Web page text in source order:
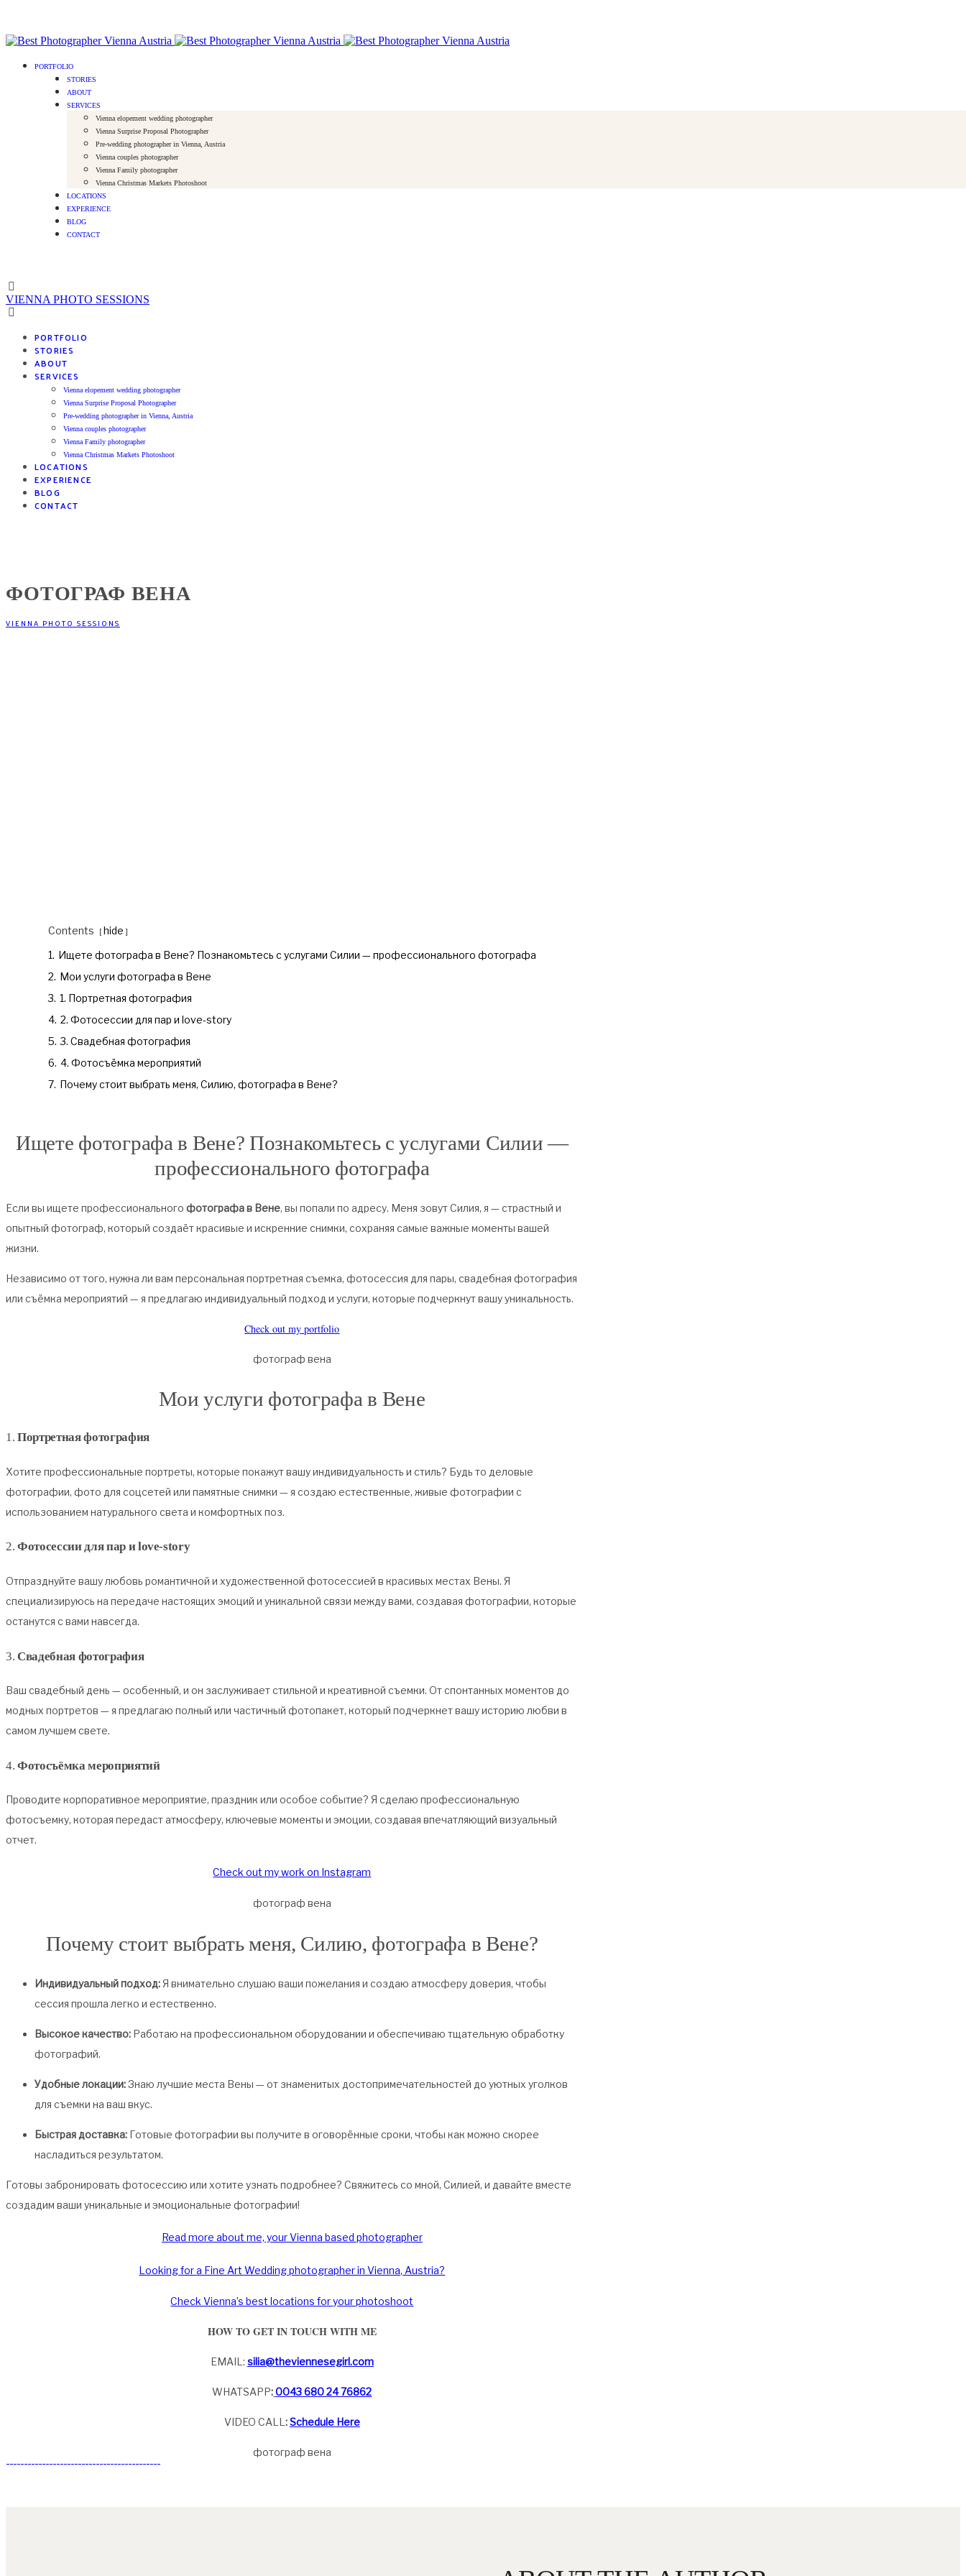
PORTFOLIO
STORIES
ABOUT
SERVICES
Vienna elopement wedding photographer
Vienna Surprise Proposal Photographer
Pre-wedding photographer in Vienna, Austria
Vienna couples photographer
Vienna Family photographer
Vienna Christmas Markets Photoshoot
LOCATIONS
EXPERIENCE
BLOG
CONTACT
VIENNA PHOTO SESSIONS
PORTFOLIO
STORIES
ABOUT
SERVICES
Vienna elopement wedding photographer
Vienna Surprise Proposal Photographer
Pre-wedding photographer in Vienna, Austria
Vienna couples photographer
Vienna Family photographer
Vienna Christmas Markets Photoshoot
LOCATIONS
EXPERIENCE
BLOG
CONTACT
ФОТОГРАФ ВЕНА
VIENNA PHOTO SESSIONS
Contents
hide
1. Ищете фотографа в Вене? Познакомьтесь с услугами Силии — профессионального фотографа
2. Мои услуги фотографа в Вене
3. 1. Портретная фотография
4. 2. Фотосессии для пар и love-story
5. 3. Свадебная фотография
6. 4. Фотосъёмка мероприятий
7. Почему стоит выбрать меня, Силию, фотографа в Вене?
Ищете фотографа в Вене? Познакомьтесь с услугами Силии —
профессионального фотографа
Если вы ищете профессионального фотографа в Вене, вы попали по адресу. Меня зовут Силия, я — страстный и
опытный фотограф, который создаёт красивые и искренние снимки, сохраняя самые важные моменты вашей
жизни.
Независимо от того, нужна ли вам персональная портретная съемка, фотосессия для пары, свадебная фотография
или съёмка мероприятий — я предлагаю индивидуальный подход и услуги, которые подчеркнут вашу уникальность.
Check out my portfolio
фотограф вена
Мои услуги фотографа в Вене
1. Портретная фотография
Хотите профессиональные портреты, которые покажут вашу индивидуальность и стиль? Будь то деловые
фотографии, фото для соцсетей или памятные снимки — я создаю естественные, живые фотографии с
использованием натурального света и комфортных поз.
2. Фотосессии для пар и love-story
Отпразднуйте вашу любовь романтичной и художественной фотосессией в красивых местах Вены. Я
специализируюсь на передаче настоящих эмоций и уникальной связи между вами, создавая фотографии, которые
останутся с вами навсегда.
3. Свадебная фотография
Ваш свадебный день — особенный, и он заслуживает стильной и креативной съемки. От спонтанных моментов до
модных портретов — я предлагаю полный или частичный фотопакет, который подчеркнет вашу историю любви в
самом лучшем свете.
4. Фотосъёмка мероприятий
Проводите корпоративное мероприятие, праздник или особое событие? Я сделаю профессиональную
фотосъемку, которая передаст атмосферу, ключевые моменты и эмоции, создавая впечатляющий визуальный
отчет.
Check out my work on Instagram
фотограф вена
Почему стоит выбрать меня, Силию, фотографа в Вене?
Индивидуальный подход: Я внимательно слушаю ваши пожелания и создаю атмосферу доверия, чтобы
сессия прошла легко и естественно.
Высокое качество: Работаю на профессиональном оборудовании и обеспечиваю тщательную обработку
фотографий.
Удобные локации:Знаю лучшие места Вены — от знаменитых достопримечательностей до уютных уголков
для съемки на ваш вкус.
Быстрая доставка: Готовые фотографии вы получите в оговорённые сроки, чтобы как можно скорее
насладиться результатом.
Готовы забронировать фотосессию или хотите узнать подробнее? Свяжитесь со мной, Силией, и давайте вместе
создадим ваши уникальные и эмоциональные фотографии!
Read more about me, your Vienna based photographer
Looking for a Fine Art Wedding photographer in Vienna, Austria?
Check Vienna’s best locations for your photoshoot
HOW TO GET IN TOUCH WITH ME
EMAIL: silia@theviennesegirl.com
WHATSAPP:0043 680 24 76862
VIDEO CALL :Schedule Here
фотограф вена